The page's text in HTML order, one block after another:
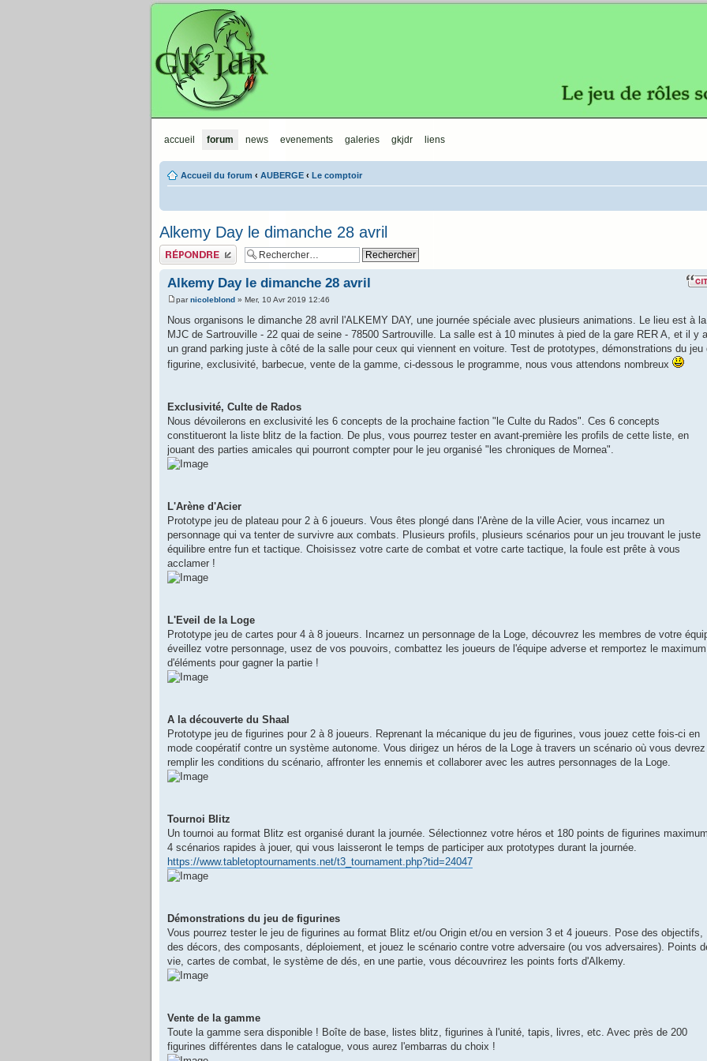
accueil forum news evenements galeries gkjdr liens
Accueil du forum ‹ AUBERGE ‹ Le comptoir
Alkemy Day le dimanche 28 avril
Publier une réponse
Alkemy Day le dimanche 28 avril
parnicoleblond » Mer, 10 Avr 2019 12:46
Nous organisons le dimanche 28 avril l'ALKEMY DAY, une journée spéciale avec plusieurs animations. Le lieu est à la
MJC de Sartrouville - 22 quai de seine - 78500 Sartrouville. La salle est à 10 minutes à pied de la gare RER A, et il y a
un grand parking juste à côté de la salle pour ceux qui viennent en voiture. Test de prototypes, démonstrations du jeu
figurine, exclusivité, barbecue, vente de la gamme, ci-dessous le programme, nous vous attendons nombreux
Exclusivité, Culte de Rados
Nous dévoilerons en exclusivité les 6 concepts de la prochaine faction "le Culte du Rados". Ces 6 concepts
constitueront la liste blitz de la faction. De plus, vous pourrez tester en avant-première les profils de cette liste, en
jouant des parties amicales qui pourront compter pour le jeu organisé "les chroniques de Mornea".
L'Arène d'Acier
Prototype jeu de plateau pour 2 à 6 joueurs. Vous êtes plongé dans l'Arène de la ville Acier, vous incarnez un
personnage qui va tenter de survivre aux combats. Plusieurs profils, plusieurs scénarios pour un jeu trouvant le juste
équilibre entre fun et tactique. Choisissez votre carte de combat et votre carte tactique, la foule est prête à vous
acclamer !
L'Eveil de la Loge
Prototype jeu de cartes pour 4 à 8 joueurs. Incarnez un personnage de la Loge, découvrez les membres de votre
éveillez votre personnage, usez de vos pouvoirs, combattez les joueurs de l'équipe adverse et remportez le maximum
d'éléments pour gagner la partie !
A la découverte du Shaal
Prototype jeu de figurines pour 2 à 8 joueurs. Reprenant la mécanique du jeu de figurines, vous jouez cette fois-ci en
mode coopératif contre un système autonome. Vous dirigez un héros de la Loge à travers un scénario où vous devrez
remplir les conditions du scénario, affronter les ennemis et collaborer avec les autres personnages de la Loge.
Tournoi Blitz
Un tournoi au format Blitz est organisé durant la journée. Sélectionnez votre héros et 180 points de figurines
4 scénarios rapides à jouer, qui vous laisseront le temps de participer aux prototypes durant la journée.
https://www.tabletoptournaments.net/t3_tournament.php?tid=24047
Démonstrations du jeu de figurines
Vous pourrez tester le jeu de figurines au format Blitz et/ou Origin et/ou en version 3 et 4 joueurs. Pose des objectifs,
des décors, des composants, déploiement, et jouez le scénario contre votre adversaire (ou vos adversaires). Points
vie, cartes de combat, le système de dés, en une partie, vous découvrirez les points forts d'Alkemy.
Vente de la gamme
Toute la gamme sera disponible ! Boîte de base, listes blitz, figurines à l'unité, tapis, livres, etc. Avec près de 200
figurines différentes dans le catalogue, vous aurez l'embarras du choix !